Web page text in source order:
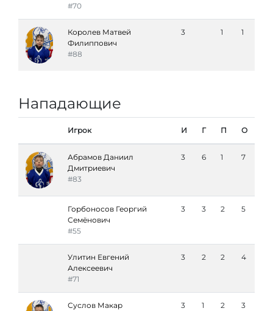
#70
Королев Матвей
Филиппович
#88
3 1 1
Нападающие
Игрок И Г П О
Абрамов Даниил
Дмитриевич
#83
3 6 1 7
Горбоносов Георгий
Семёнович
#55
3 3 2 5
Улитин Евгений
Алексеевич
#71
3 2 2 4
Суслов Макар
3 1 2 3